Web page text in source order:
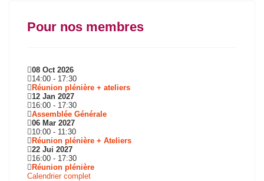
Pour nos membres
08 Oct 2026
14:00 - 17:30
Réunion plénière + ateliers
12 Jan 2027
16:00 - 17:30
Assemblée Générale
06 Mar 2027
10:00 - 11:30
Réunion plénière + Ateliers
22 Jui 2027
16:00 - 17:30
Réunion plénière
Calendrier complet